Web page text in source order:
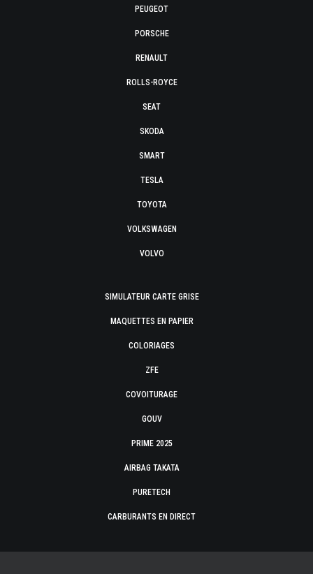
PEUGEOT
PORSCHE
RENAULT
ROLLS-ROYCE
SEAT
SKODA
SMART
TESLA
TOYOTA
VOLKSWAGEN
VOLVO
SIMULATEUR CARTE GRISE
MAQUETTES EN PAPIER
COLORIAGES
ZFE
COVOITURAGE
GOUV
PRIME 2025
AIRBAG TAKATA
PURETECH
CARBURANTS EN DIRECT